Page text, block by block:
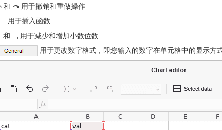
和
用于撤销和重做操作
用于插入函数
和
用于减少和增加小数位数
用于更改数字格式，即您输入的数字在单元格中的显示方